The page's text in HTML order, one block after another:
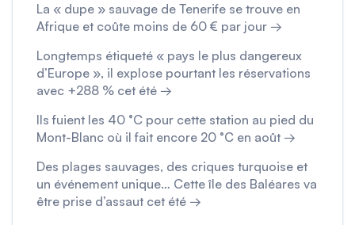
La « dupe » sauvage de Tenerife se trouve en
Afrique et coûte moins de 60 € par jour →
Longtemps étiqueté « pays le plus dangereux
d’Europe », il explose pourtant les réservations
avec +288 % cet été →
Ils fuient les 40 °C pour cette station au pied du
Mont-Blanc où il fait encore 20 °C en août →
Des plages sauvages, des criques turquoise et
un événement unique… Cette île des Baléares va
être prise d’assaut cet été →